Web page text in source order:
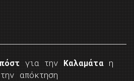
για την Καλαμάτα η
απόκτηση